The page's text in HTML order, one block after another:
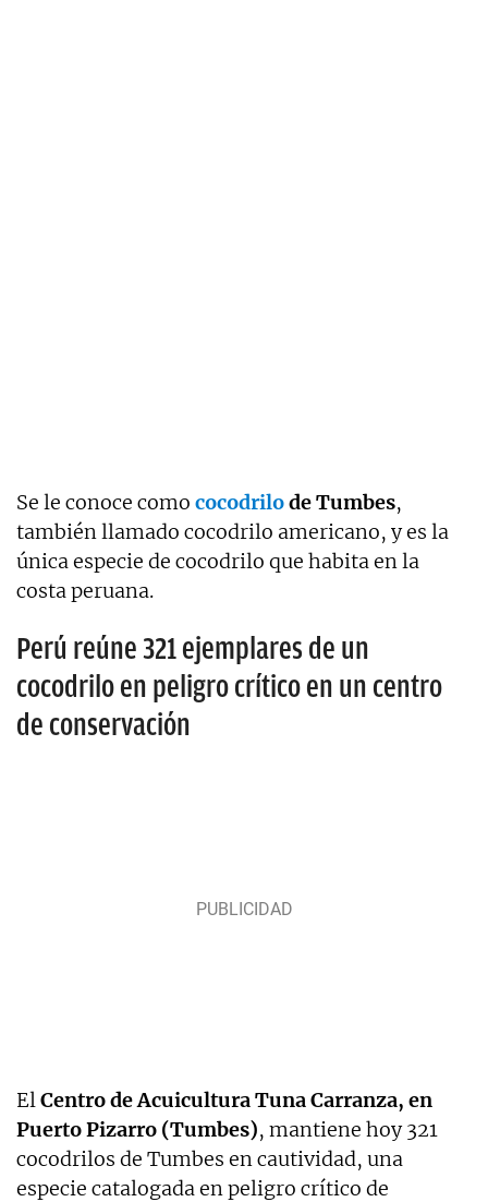
Se le conoce como cocodrilode Tumbes,
también llamado cocodrilo americano, y es la
única especie de cocodrilo que habita en la
costa peruana.
Perú reúne 321 ejemplares de un
cocodrilo en peligro crítico en un centro
de conservación
ElCentro de Acuicultura Tuna Carranza, en
Puerto Pizarro (Tumbes), mantiene hoy 321
cocodrilos de Tumbes en cautividad, una
especie catalogada en peligro crítico de